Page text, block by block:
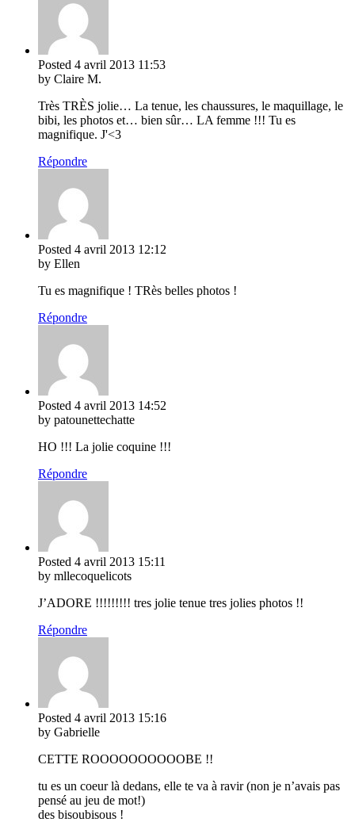
Posted 4 avril 2013 11:53
by Claire M.
Très TRÈS jolie… La tenue, les chaussures, le maquillage, le
bibi, les photos et… bien sûr… LA femme !!! Tu es
magnifique. J'<3
Répondre
Posted 4 avril 2013 12:12
by Ellen
Tu es magnifique ! TRès belles photos !
Répondre
Posted 4 avril 2013 14:52
by patounettechatte
HO !!! La jolie coquine !!!
Répondre
Posted 4 avril 2013 15:11
by mllecoquelicots
J’ADORE !!!!!!!!! tres jolie tenue tres jolies photos !!
Répondre
Posted 4 avril 2013 15:16
by Gabrielle
CETTE ROOOOOOOOOOBE !!
tu es un coeur là dedans, elle te va à ravir (non je n’avais pas
pensé au jeu de mot!)
des bisoubisous !